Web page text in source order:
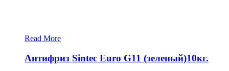
Read More
Антифриз Sintec Euro G11 (зеленый)10кг.